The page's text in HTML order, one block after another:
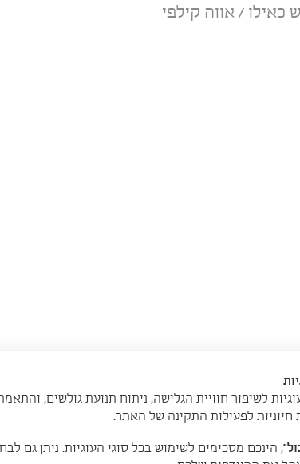
כאילו / אווה קילפי
לשיפור חוויית הגלישה, ניתוח תנועת גולשים,
חיוניות לפעילות התקינה של האתר.
, הינכם מסכימים לשימוש בכל סוגי העוגיות. ניתן גם